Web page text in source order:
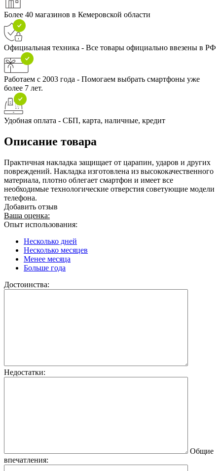
Более 40 магазинов в Кемеровской области
Официальная техника - Все товары официально ввезены в РФ
Работаем с 2003 года - Помогаем выбрать смартфоны уже
более 7 лет.
Удобная оплата - СБП, карта, наличные, кредит
Описание товара
Практичная накладка защищает от царапин, ударов и других
повреждений. Накладка изготовлена из высококачественного
материала, плотно облегает смартфон и имеет все
необходимые технологические отверстия советующие модели
телефона.
Добавить отзыв
Ваша оценка:
Опыт использования:
Несколько дней
Несколько месяцев
Менее месяца
Больше года
Достоинства:
Недостатки:
Общие
впечатления: